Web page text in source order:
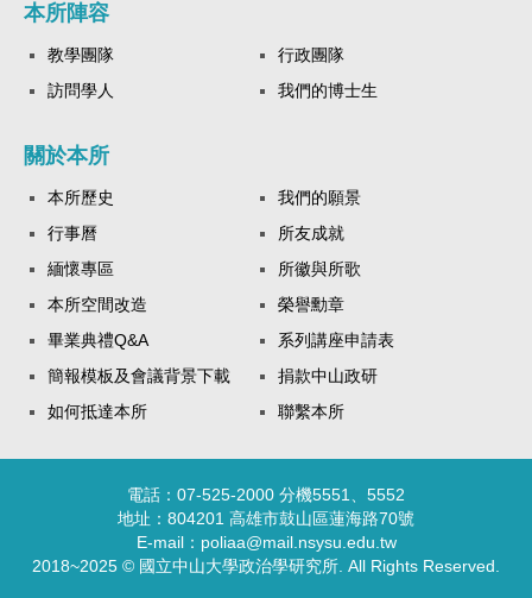
本所陣容
教學團隊
行政團隊
訪問學人
我們的博士生
關於本所
本所歷史
我們的願景
行事曆
所友成就
緬懷專區
所徽與所歌
本所空間改造
榮譽勳章
畢業典禮Q&A
系列講座申請表
簡報模板及會議背景下載
捐款中山政研
如何抵達本所
聯繫本所
電話：07-525-2000 分機5551、5552
地址：804201 高雄市鼓山區蓮海路70號
E-mail：poliaa@mail.nsysu.edu.tw
2018~2025 © 國立中山大學政治學研究所. All Rights Reserved.